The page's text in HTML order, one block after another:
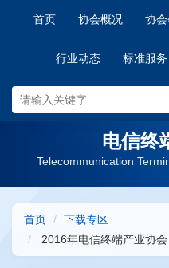
首页 协会概况 协
行业动态 标准服务
电信终
Telecommunication
首页
下载专区
2016年电信终端产业协